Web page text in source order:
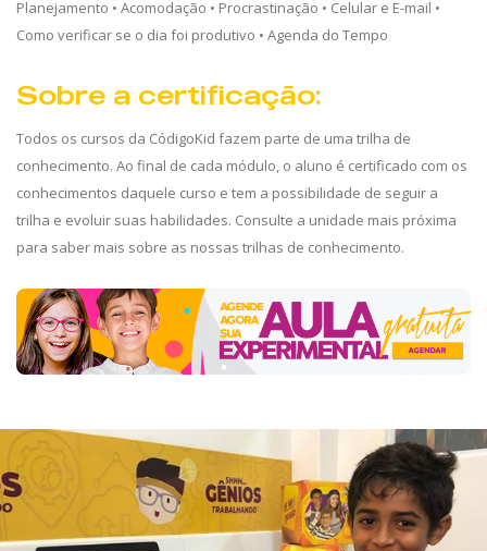
Planejamento • Acomodação • Procrastinação • Celular e E-mail •
Como verificar se o dia foi produtivo • Agenda do Tempo
Sobre a certificação:
Todos os cursos da CódigoKid fazem parte de uma trilha de
conhecimento. Ao final de cada módulo, o aluno é certificado com os
conhecimentos daquele curso e tem a possibilidade de seguir a
trilha e evoluir suas habilidades. Consulte a unidade mais próxima
para saber mais sobre as nossas trilhas de conhecimento.